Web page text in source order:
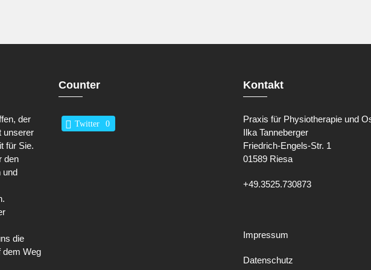
der
unserer
für Sie.
den
und
die
dem Weg
Counter
Twitter 0
Kontakt
Praxis für Physiotherapie und
Ilka Tanneberger
Friedrich-Engels-Str. 1
01589 Riesa
+49.3525.730873
Impressum
Datenschutz